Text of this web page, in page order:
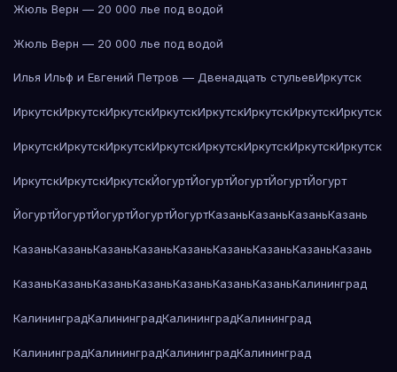
Жюль Верн — 20 000 лье под водой
Жюль Верн — 20 000 лье под водой
Илья Ильф и Евгений Петров — Двенадцать стульевИркутск
ИркутскИркутскИркутскИркутскИркутскИркутскИркутскИркутск
ИркутскИркутскИркутскИркутскИркутскИркутскИркутскИркутск
ИркутскИркутскИркутскЙогуртЙогуртЙогуртЙогуртЙогурт
ЙогуртЙогуртЙогуртЙогуртЙогуртКазаньКазаньКазаньКазань
КазаньКазаньКазаньКазаньКазаньКазаньКазаньКазаньКазань
КазаньКазаньКазаньКазаньКазаньКазаньКазаньКалининград
КалининградКалининградКалининградКалининград
КалининградКалининградКалининградКалининград